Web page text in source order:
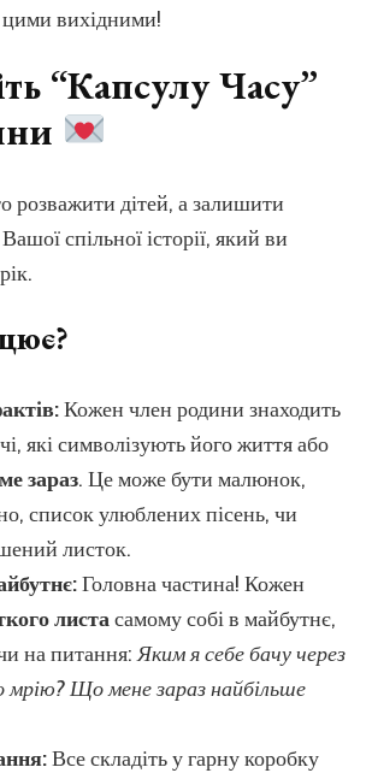
цими вихідними!
“Капсулу Часу”
розважити дітей, а залишити
Вашої спільної історії, який ви
Кожен член родини знаходить
які символізують його життя або
зараз. Це може бути малюнок,
список улюблених пісень, чи
листок.
Головна частина! Кожен
листасамому собі в майбутнє,
на питання:Яким я себе бачу через
мрію? Що мене зараз найбільше
Все складіть у гарну коробку